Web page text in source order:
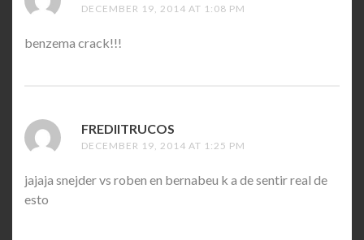
DECEMBER 19, 2014 AT 1:08 PM
benzema crack!!!
FREDIITRUCOS
DECEMBER 19, 2014 AT 1:25 PM
jajaja snejder vs roben en bernabeu k a de sentir real de
esto